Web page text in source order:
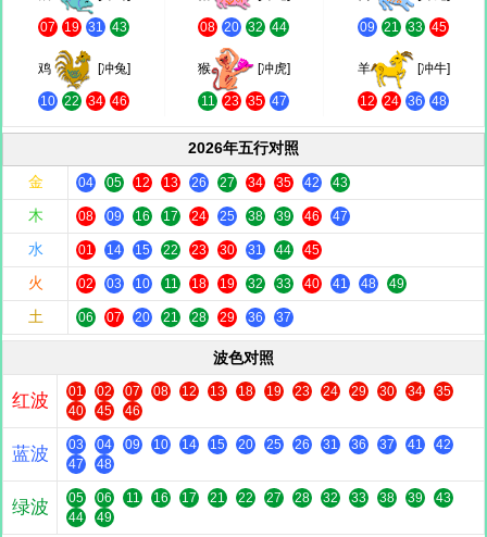
07 19 31 43 08 20 32 44 09 21 33 45
鸡 [冲兔]
10 22 34 46
猴 [冲虎]
11 23 35 47
羊 [冲牛]
12 24 36 48
2026年五行对照
金
04 05 12 13 26 27 34 35 42 43
木 08 09 16 17 24 25 38 39 46 47
水 01 14 15 22 23 30 31 44 45
火 02 03 10 11 18 19 32 33 40 41 48 49
土 06 07 20 21 28 29 36 37
波色对照
红波 01 02 07 08 12 13 18 19 23 24 29 30 34
35
40
45 46
蓝波 03 04 09 10 14 15 20 25 26 31 36 37 41
42
47
48
绿波 05 06 11 16 17 21 22 27 28 32 33 38 39
43
44
49